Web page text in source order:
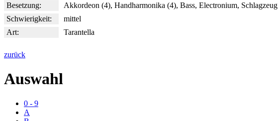
Besetzung:
Akkordeon (4), Handharmonika (4), Bass, Electronium, Schlagzeug
Schwierigkeit:
mittel
Art:
Tarantella
zurück
Auswahl
0 - 9
A